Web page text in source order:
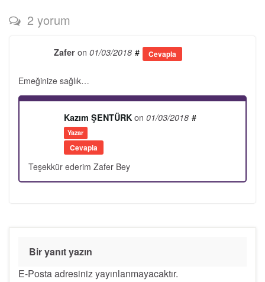
2 yorum
Zafer on 01/03/2018 # Cevapla
Emeğinize sağlık…
Kazım ŞENTÜRK on 01/03/2018
Yazar
#
Cevapla
Teşekkür ederim Zafer Bey
Bir yanıt yazın
E-Posta adresiniz yayınlanmayacaktır.